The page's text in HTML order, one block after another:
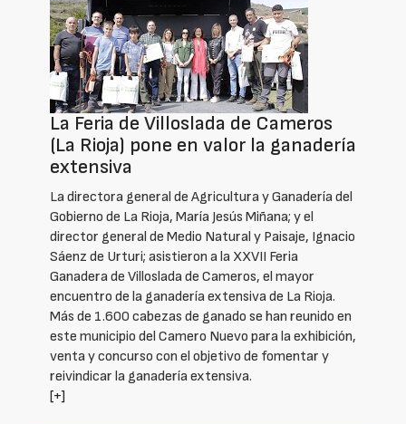
La Feria de Villoslada de Cameros
(La Rioja) pone en valor la ganadería
extensiva
La directora general de Agricultura y Ganadería del
Gobierno de La Rioja, María Jesús Miñana; y el
director general de Medio Natural y Paisaje, Ignacio
Sáenz de Urturi; asistieron a la XXVII Feria
Ganadera de Villoslada de Cameros, el mayor
encuentro de la ganadería extensiva de La Rioja.
Más de 1.600 cabezas de ganado se han reunido en
este municipio del Camero Nuevo para la exhibición,
venta y concurso con el objetivo de fomentar y
reivindicar la ganadería extensiva.
[+]